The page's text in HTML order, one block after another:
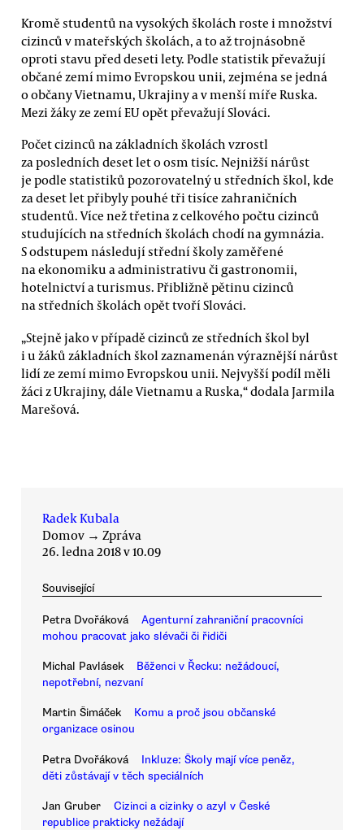
Kromě studentů na vysokých školách roste i množství
cizinců v mateřských školách, a to až trojnásobně
oproti stavu před deseti lety. Podle statistik převažují
občané zemí mimo Evropskou unii, zejména se jedná
o občany Vietnamu, Ukrajiny a v menší míře Ruska.
Mezi žáky ze zemí EU opět převažují Slováci.
Počet cizinců na základních školách vzrostl
za posledních deset let o osm tisíc. Nejnižší nárůst
je podle statistiků pozorovatelný u středních škol, kde
za deset let přibyly pouhé tři tisíce zahraničních
studentů. Více než třetina z celkového počtu cizinců
studujících na středních školách chodí na gymnázia.
S odstupem následují střední školy zaměřené
na ekonomiku a administrativu či gastronomii,
hotelnictví a turismus. Přibližně pětinu cizinců
na středních školách opět tvoří Slováci.
„Stejně jako v případě cizinců ze středních škol byl
i u žáků základních škol zaznamenán výraznější nárůst
lidí ze zemí mimo Evropskou unii. Nejvyšší podíl měli
žáci z Ukrajiny, dále Vietnamu a Ruska,“ dodala Jarmila
Marešová.
Radek Kubala
Domov → Zpráva
26. ledna 2018 v 10.09
Související
Petra Dvořáková
Agenturní zahraniční pracovníci
mohou pracovat jako slévači či řidiči
Michal Pavlásek
Běženci v Řecku: nežádoucí,
nepotřební, nezvaní
Martin Šimáček
Komu a proč jsou občanské
organizace osinou
Petra Dvořáková
Inkluze: Školy mají více peněz,
děti zůstávají v těch speciálních
Jan Gruber
Cizinci a cizinky o azyl v České
republice prakticky nežádají